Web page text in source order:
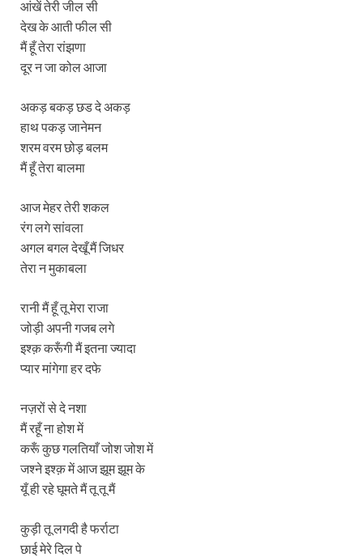
आंखें तेरी जील सी
देख के आती फील सी
मैं हूँ तेरा रांझणा
दूर न जा कोल आजा
अकड़ बकड़ छड दे अकड़
हाथ पकड़ जानेमन
शरम वरम छोड़ बलम
मैं हूँ तेरा बालमा
आज मेहर तेरी शकल
रंग लगे सांवला
अगल बगल देखूँ मैं जिधर
तेरा न मुकाबला
रानी मैं हूँ तू मेरा राजा
जोड़ी अपनी गजब लगे
इश्क़ करूँगी मैं इतना ज्यादा
प्यार मांगेगा हर दफे
नज़रों से दे नशा
मैं रहूँ ना होश में
करूँ कुछ गलतियाँ जोश जोश में
जश्ने इश्क़ में आज झूम झूम के
यूँ ही रहे घूमते मैं तू तू मैं
कुड़ी तू लगदी है फर्राटा
छाई मेरे दिल पे